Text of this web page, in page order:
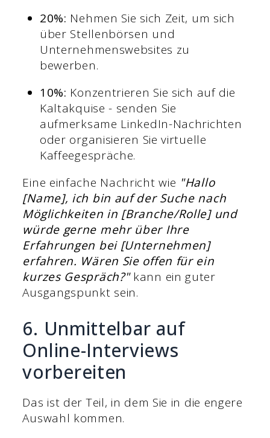
20%: Nehmen Sie sich Zeit, um sich
über Stellenbörsen und
Unternehmenswebsites zu
bewerben.
10%: Konzentrieren Sie sich auf die
Kaltakquise - senden Sie
aufmerksame LinkedIn-Nachrichten
oder organisieren Sie virtuelle
Kaffeegespräche.
Eine einfache Nachricht wie "Hallo
[Name], ich bin auf der Suche nach
Möglichkeiten in [Branche/Rolle] und
würde gerne mehr über Ihre
Erfahrungen bei [Unternehmen]
erfahren. Wären Sie offen für ein
kurzes Gespräch?"kann ein guter
Ausgangspunkt sein.
6. Unmittelbar auf
Online-Interviews
vorbereiten
Das ist der Teil, in dem Sie in die engere
Auswahl kommen.